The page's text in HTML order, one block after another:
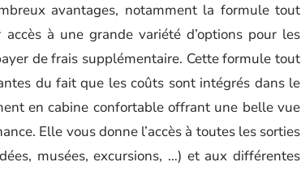
avantages, notamment la formule tout
à une grande variété d’options pour les
de frais supplémentaire. Cette formule tout
du fait que les coûts sont intégrés dans le
en cabine confortable offrant une belle vue
Elle vous donne l’accès à toutes les sorties
musées, excursions, …) et aux différentes